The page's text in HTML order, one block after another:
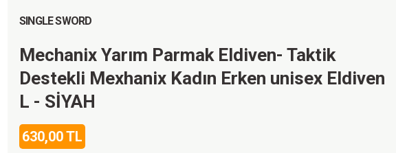
SINGLE SWORD
Mechanix Yarım Parmak Eldiven- Taktik
Destekli Mexhanix Kadın Erken unisex Eldiven
L - SİYAH
630,00 TL